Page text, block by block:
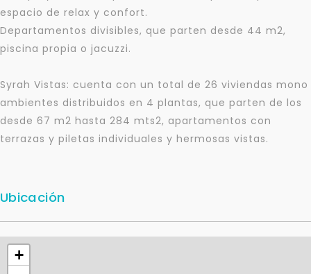
espacio de relax y confort.
Departamentos divisibles, que parten desde 44 m2,
piscina propia o jacuzzi.
Syrah Vistas: cuenta con un total de 26 viviendas mono
ambientes distribuidos en 4 plantas, que parten de los
desde 67 m2 hasta 284 mts2, apartamentos con
terrazas y piletas individuales y hermosas vistas.
Ubicación
+
Para responderte